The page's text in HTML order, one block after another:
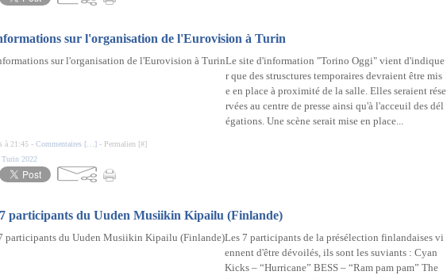
sur l'organisation de l'Eurovision à Turin
Le site d'information "Torino Oggi" vient d'indique
r que des strusctures temporaires devraient être mis
e en place à proximité de la salle. Elles seraient rése
rvées au centre de presse ainsi qu'à l'acceuil des dél
égations. Une scène serait mise en place...
à 21:45 - Commentaires [ ] - Permalien [#]
Turin 2022
7 participants du Uuden Musiikin Kipailu (Finlande)
Les 7 participants de la présélection finlandaises vi
ennent d'être dévoilés, ils sont les suviants : Cyan
Kicks – “Hurricane” BESS – “Ram pam pam” The